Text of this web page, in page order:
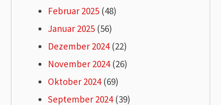
Februar 2025 (48)
Januar 2025 (56)
Dezember 2024(22)
November 2024(26)
Oktober 2024(69)
September 2024(39)